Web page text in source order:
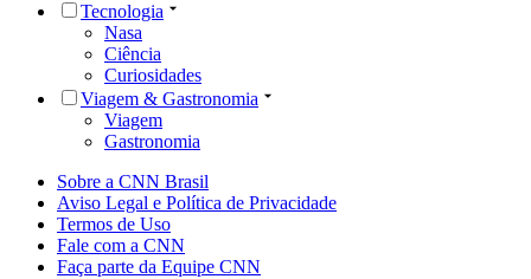
Tecnologia
Nasa
Ciência
Curiosidades
Viagem & Gastronomia
Viagem
Gastronomia
Sobre a CNN Brasil
Aviso Legal e Política de Privacidade
Termos de Uso
Fale com a CNN
Faça parte da Equipe CNN